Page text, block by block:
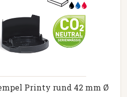
Printy rund 42 mm Ø